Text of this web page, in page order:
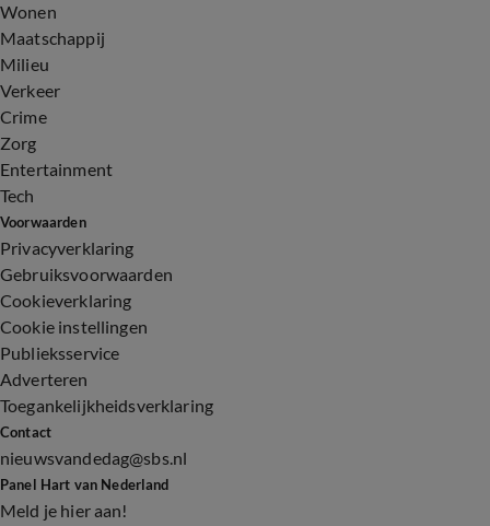
Wonen
Maatschappij
Milieu
Verkeer
Crime
Zorg
Entertainment
Tech
Voorwaarden
Privacyverklaring
Gebruiksvoorwaarden
Cookieverklaring
Cookie instellingen
Publieksservice
Adverteren
Toegankelijkheidsverklaring
Contact
nieuwsvandedag@sbs.nl
Panel Hart van Nederland
Meld je hier aan!